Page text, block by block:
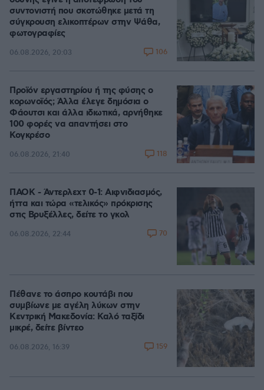
συντονιστή που σκοτώθηκε μετά τη
σύγκρουση ελικοπτέρων στην Ψάθα,
φωτογραφίες
06.08.2026, 20:03 106
Προϊόν εργαστηρίου ή της φύσης ο
κορωνοϊός; Άλλα έλεγε δημόσια ο
Φάουτσι και άλλα ιδιωτικά, αρνήθηκε
100 φορές να απαντήσει στο
Κογκρέσο
06.08.2026, 21:40 118
ΠΑΟΚ - Άντερλεχτ 0-1: Αιφνιδιασμός,
ήττα και τώρα «τελικός» πρόκρισης
στις Βρυξέλλες, δείτε το γκολ
06.08.2026, 22:44 70
Πέθανε το άσπρο κουτάβι που
συμβίωνε με αγέλη λύκων στην
Κεντρική Μακεδονία: Καλό ταξίδι
μικρέ, δείτε βίντεο
06.08.2026, 16:39 159